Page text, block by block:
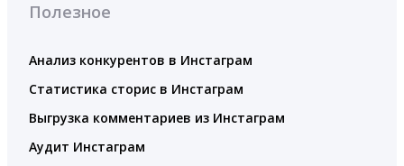
Полезное
Анализ конкурентов в Инстаграм
Статистика сторис в Инстаграм
Выгрузка комментариев из Инстаграм
Аудит Инстаграм